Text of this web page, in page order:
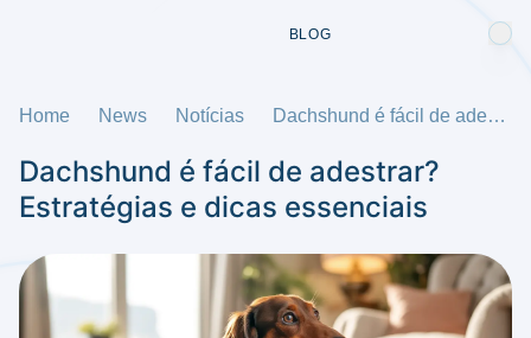
BLOG
Home News Notícias Dachshund é fácil de adestrar? Estratégias e dicas essenciais
Dachshund é fácil de adestrar?
Estratégias e dicas essenciais